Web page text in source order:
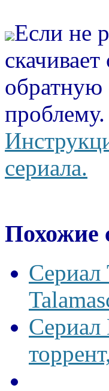
Если не
обратную
проблему.
сериала.
Похожие
Сериал